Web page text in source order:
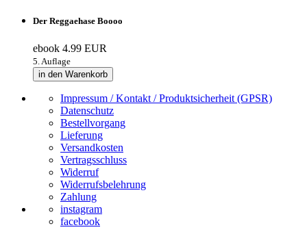
Der Reggaehase Boooo
ebook 4.99 EUR
5. Auflage
in den Warenkorb
Impressum / Kontakt / Produktsicherheit (GPSR)
Datenschutz
Bestellvorgang
Lieferung
Versandkosten
Vertragsschluss
Widerruf
Widerrufsbelehrung
Zahlung
instagram
facebook